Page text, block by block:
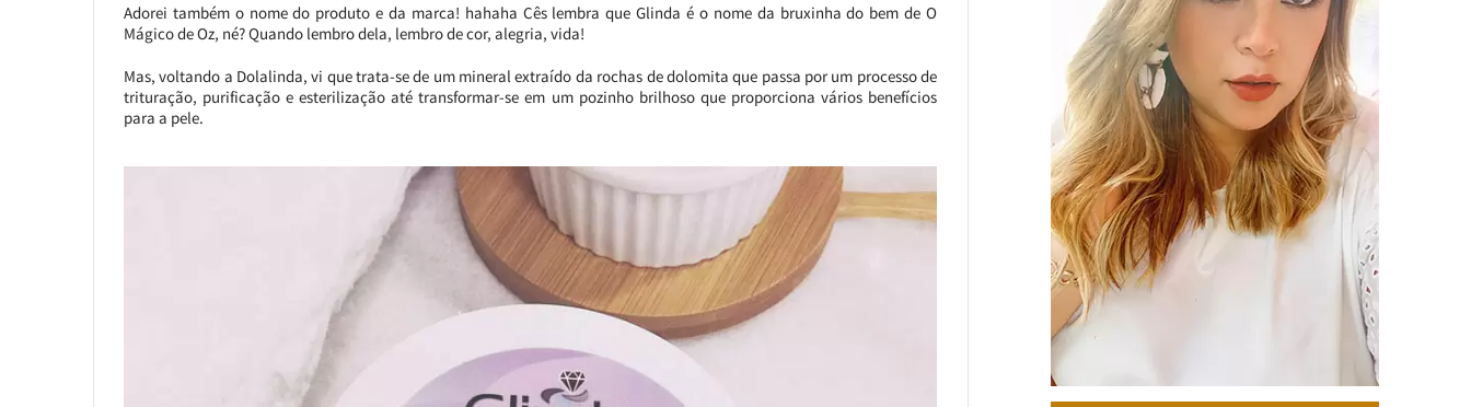
Adorei também o nome do produto e da marca! hahaha Cês lembra que Glinda é o nome da bruxinha do bem de O
Mágico de Oz, né? Quando lembro dela, lembro de cor, alegria, vida!
Mas, voltando a Dolalinda, vi que trata-se de um mineral extraído da rochas de dolomita que passa por um processo de
trituração, purificação e esterilização até transformar-se em um pozinho brilhoso que proporciona vários benefícios
para a pele.